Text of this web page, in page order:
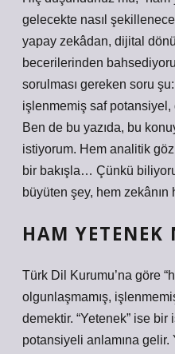
gelecekte nasıl
yapay zekâdan, dijital
becerilerinden
sorulması gereken soru
işlenmemiş saf
Ben de bu yazıda, bu
istiyorum. Hem analitik
bir bakışla… Çünkü
büyüten şey, hem zekânın
HAM YETENEK
Türk Dil Kurumu’na göre
olgunlaşmamış,
demektir. “Yetenek” ise
potansiyeli anlamına gelir.